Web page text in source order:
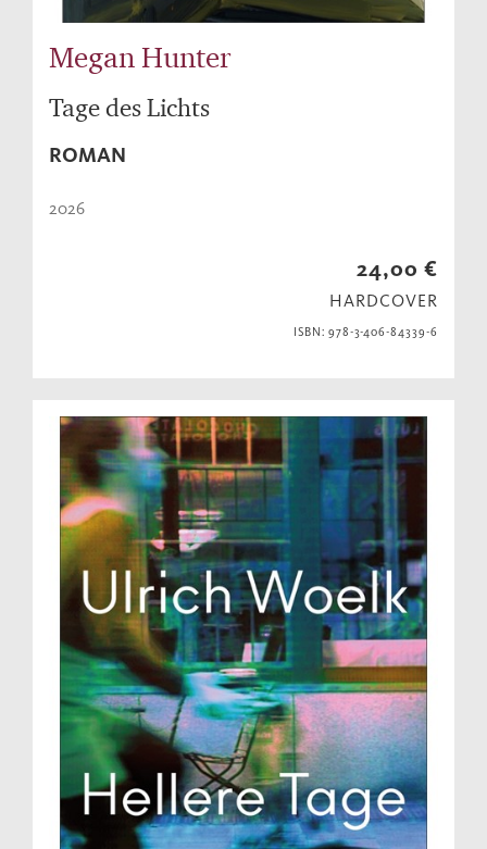
Megan Hunter
Tage des Lichts
ROMAN
2026
24,00 €
HARDCOVER
ISBN: 978-3-406-84339-6